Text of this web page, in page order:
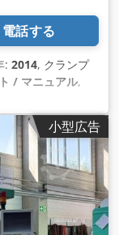
電話する
: 2014, クランプ
/ マニュアル,
小型広告